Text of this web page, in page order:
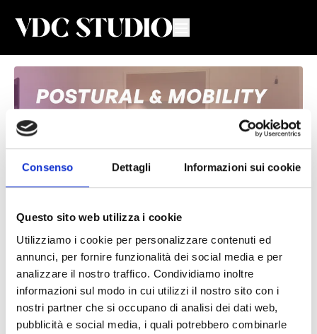
Consenso Dettagli Informazioni sui cookie
Questo sito web utilizza i cookie
Utilizziamo i cookie per personalizzare contenuti ed
annunci, per fornire funzionalità dei social media e per
analizzare il nostro traffico. Condividiamo inoltre
informazioni sul modo in cui utilizzi il nostro sito con i
nostri partner che si occupano di analisi dei dati web,
pubblicità e social media, i quali potrebbero combinarle
Allungamento catena cinetica
posteriore #4
Valeria De Chiara
Lezion Live di Allungamento della catena cinetica posteriore